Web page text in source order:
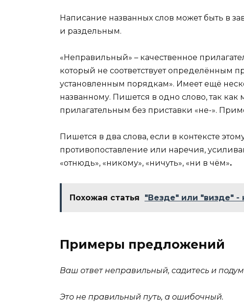
Написание названных слов может быть в
и раздельным.
«Неправильный» – качественное
который не соответствует определённым
установленным порядкам». Имеет ещё
названному. Пишется в одно слово, так
прилагательным без приставки «не-».
Пишется в два слова, если в контексте
противопоставление или наречия,
«отнюдь», «никому», «ничуть», «ни в чём».
Похожая статья "Везде" или "визде" -
Примеры предложений
Ваш ответ неправильный, садитесь и
Это не правильный путь, а ошибочный.